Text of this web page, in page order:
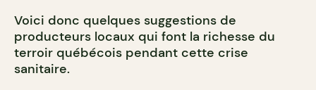
Voici donc quelques suggestions de
producteurs locaux qui font la richesse du
terroir québécois pendant cette crise
sanitaire.